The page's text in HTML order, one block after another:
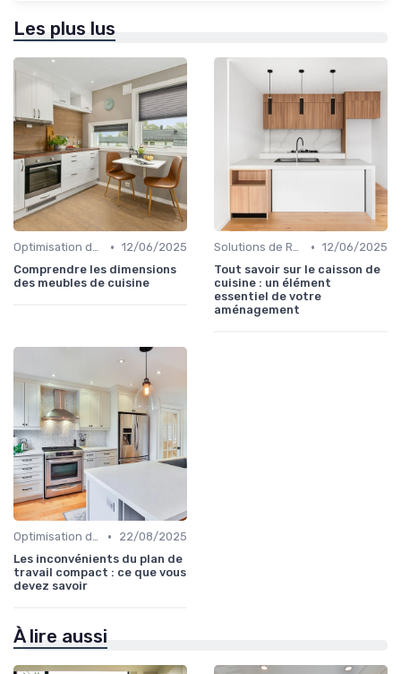
Les plus lus
Optimisation de l'Espace • 12/06/2025
Comprendre les dimensions
des meubles de cuisine
Solutions de Rangement Intelligentes • 12/06/2025
Tout savoir sur le caisson de
cuisine : un élément
essentiel de votre
aménagement
Optimisation de l'Espace •
22/08/2025
Les inconvénients du plan de
travail compact : ce que vous
devez savoir
À lire aussi